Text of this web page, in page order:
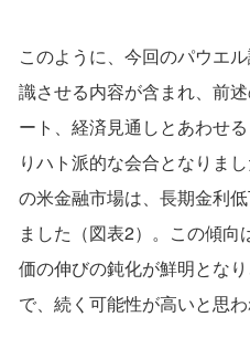
このように、今回のパウエ
識させる内容が含まれ、前
ート、経済見通しとあわせ
りハト派的な会合となりま
の米金融市場は、長期金利
ました（図表2）。この傾
価の伸びの鈍化が鮮明とな
で、続く可能性が高いと思わ